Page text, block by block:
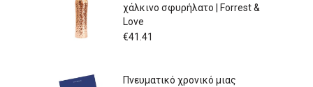
χάλκινο σφυρήλατο | Forrest &
Love
€41.41
Πνευματικό χρονικό μιας